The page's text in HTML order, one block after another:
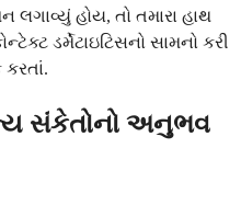
લગાવ્યું હોય, તો તમારા હાથ
ડર્મેટાઇટિસનો સામનો કરી
સંકેતોનો અનુભવ